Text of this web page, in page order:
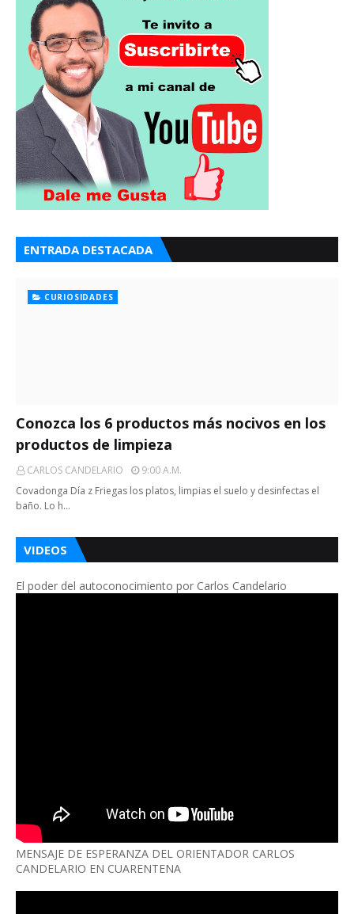
ENTRADA DESTACADA
CURIOSIDADES
Conozca los 6 productos más nocivos en los
productos de limpieza
CARLOS CANDELARIO
9:00 A.m.
Covadonga Día z Friegas los platos, limpias el suelo y desinfectas el
baño. Lo h…
VIDEOS
El poder del autoconocimiento por Carlos Candelario
MENSAJE DE ESPERANZA DEL ORIENTADOR CARLOS
CANDELARIO EN CUARENTENA